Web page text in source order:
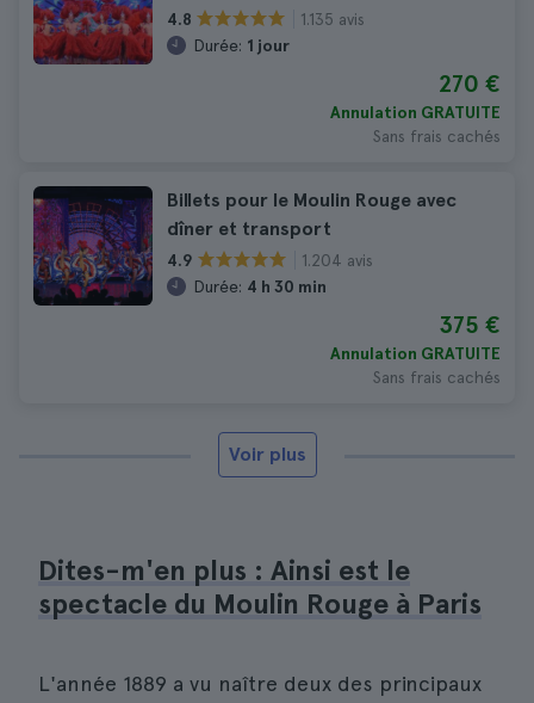
4.8
1.135 avis
Durée: 1 jour
270 €
Annulation GRATUITE
Sans frais cachés
Billets pour le Moulin Rouge avec
dîner et transport
4.9
1.204 avis
Durée: 4 h 30 min
375 €
Annulation GRATUITE
Sans frais cachés
Voir plus
Dites-m'en plus : Ainsi est le
spectacle du Moulin Rouge à Paris
L'année 1889 a vu naître deux des principaux